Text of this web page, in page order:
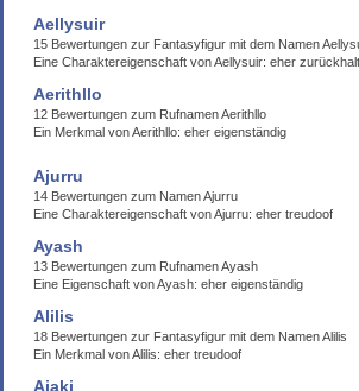
Aellysuir
15 Bewertungen zur Fantasyfigur mit dem Namen
Eine Charaktereigenschaft von Aellysuir: eher
Aerithllo
12 Bewertungen zum Rufnamen Aerithllo
Ein Merkmal von Aerithllo: eher eigenständig
Ajurru
14 Bewertungen zum Namen Ajurru
Eine Charaktereigenschaft von Ajurru: eher treudoof
Ayash
13 Bewertungen zum Rufnamen Ayash
Eine Eigenschaft von Ayash: eher eigenständig
Alilis
18 Bewertungen zur Fantasyfigur mit dem Namen Alilis
Ein Merkmal von Alilis: eher treudoof
Ajaki